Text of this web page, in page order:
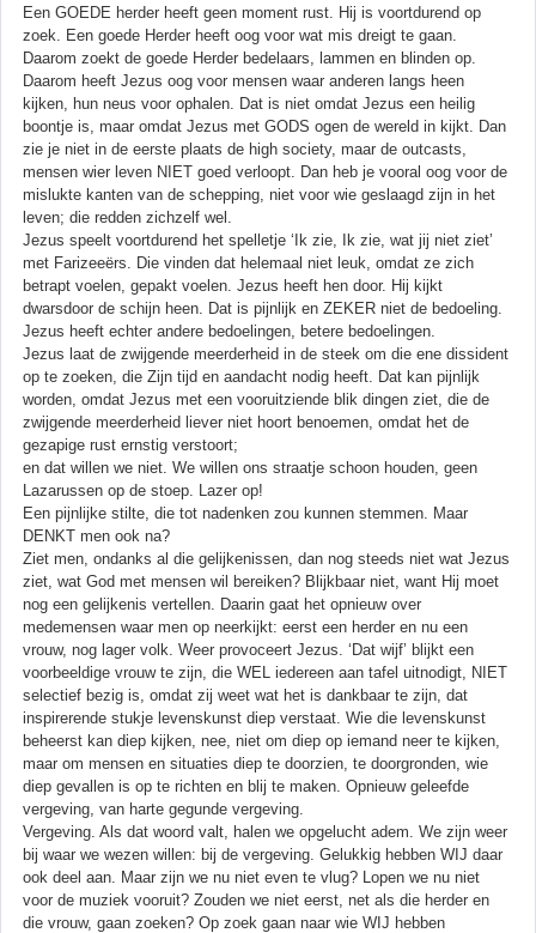
Een GOEDE herder heeft geen moment rust. Hij is voortdurend op
zoek. Een goede Herder heeft oog voor wat mis dreigt te gaan.
Daarom zoekt de goede Herder bedelaars, lammen en blinden op.
Daarom heeft Jezus oog voor mensen waar anderen langs heen
kijken, hun neus voor ophalen. Dat is niet omdat Jezus een heilig
boontje is, maar omdat Jezus met GODS ogen de wereld in kijkt. Dan
zie je niet in de eerste plaats de high society, maar de outcasts,
mensen wier leven NIET goed verloopt. Dan heb je vooral oog voor de
mislukte kanten van de schepping, niet voor wie geslaagd zijn in het
leven; die redden zichzelf wel.
Jezus speelt voortdurend het spelletje ‘Ik zie, Ik zie, wat jij niet ziet’
met Farizeeërs. Die vinden dat helemaal niet leuk, omdat ze zich
betrapt voelen, gepakt voelen. Jezus heeft hen door. Hij kijkt
dwarsdoor de schijn heen. Dat is pijnlijk en ZEKER niet de bedoeling.
Jezus heeft echter andere bedoelingen, betere bedoelingen.
Jezus laat de zwijgende meerderheid in de steek om die ene dissident
op te zoeken, die Zijn tijd en aandacht nodig heeft. Dat kan pijnlijk
worden, omdat Jezus met een vooruitziende blik dingen ziet, die de
zwijgende meerderheid liever niet hoort benoemen, omdat het de
gezapige rust ernstig verstoort;
en dat willen we niet. We willen ons straatje schoon houden, geen
Lazarussen op de stoep. Lazer op!
Een pijnlijke stilte, die tot nadenken zou kunnen stemmen. Maar
DENKT men ook na?
Ziet men, ondanks al die gelijkenissen, dan nog steeds niet wat Jezus
ziet, wat God met mensen wil bereiken? Blijkbaar niet, want Hij moet
nog een gelijkenis vertellen. Daarin gaat het opnieuw over
medemensen waar men op neerkijkt: eerst een herder en nu een
vrouw, nog lager volk. Weer provoceert Jezus. ‘Dat wijf’ blijkt een
voorbeeldige vrouw te zijn, die WEL iedereen aan tafel uitnodigt, NIET
selectief bezig is, omdat zij weet wat het is dankbaar te zijn, dat
inspirerende stukje levenskunst diep verstaat. Wie die levenskunst
beheerst kan diep kijken, nee, niet om diep op iemand neer te kijken,
maar om mensen en situaties diep te doorzien, te doorgronden, wie
diep gevallen is op te richten en blij te maken. Opnieuw geleefde
vergeving, van harte gegunde vergeving.
Vergeving. Als dat woord valt, halen we opgelucht adem. We zijn weer
bij waar we wezen willen: bij de vergeving. Gelukkig hebben WIJ daar
ook deel aan. Maar zijn we nu niet even te vlug? Lopen we nu niet
voor de muziek vooruit? Zouden we niet eerst, net als die herder en
die vrouw, gaan zoeken? Op zoek gaan naar wie WIJ hebben